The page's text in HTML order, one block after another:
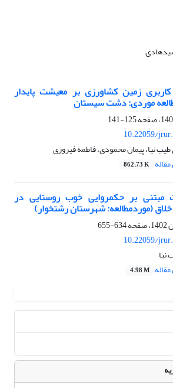
زمین کشاورزی بر معیشت پایدار
موردی: دشت سیستان
125-141
10.22059/
نیا، پیمان محمودی، فاطمه فیروزی
862.73 K
بر حکمروایی خوب روستایی در
(موردمطالعه: شهرستان رشتخوار)
634-655
10.22059/
4.98 M